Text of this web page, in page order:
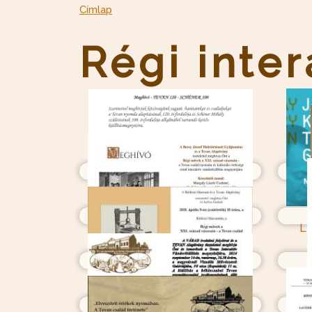
Címlap
Régi
LIII.Békéscaba Zsinagóga
XLIX. Nagyecsed, Közösségi